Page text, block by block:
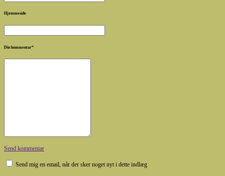
Hjemmeside
Din kommentar*
Send kommentar
Send mig en email, når der sker noget nyt i dette indlæg